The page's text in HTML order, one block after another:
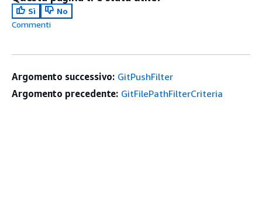
Sì
No
Commenti
Argomento successivo: GitPushFilter
Argomento precedente: GitFilePathFilterCriteria